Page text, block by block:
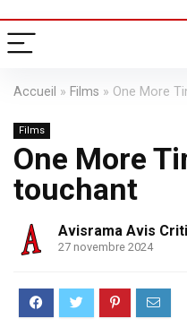
Accueil » Films » One More
Films
One More
touchant
Avisrama Avis
27 novembre 2024